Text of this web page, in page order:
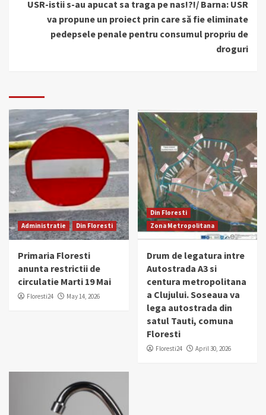
USR-istii s-au apucat sa traga pe nas!?!/ Barna: USR
va propune un proiect prin care să fie eliminate
pedepsele penale pentru consumul propriu de
droguri
Administratie Din Floresti
Primaria Floresti
anunta restrictii de
circulatie Marti 19 Mai
Floresti24 May 14, 2026
Din Floresti
Zona Metropolitana
Drum de legatura intre
Autostrada A3 si
centura metropolitana
a Clujului. Soseaua va
lega autostrada din
satul Tauti, comuna
Floresti
Floresti24 April 30, 2026